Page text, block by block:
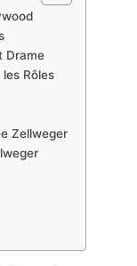
Drame
Rôles
Zellweger